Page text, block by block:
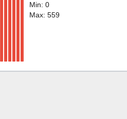
Min: 0
Max: 559